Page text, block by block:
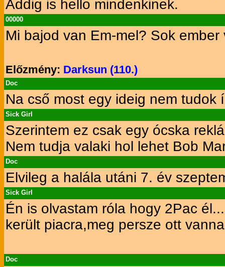
Addig is hello mindenkinek.
00000
Mi bajod van Em-mel? Sok
Előzmény: Darksun (110.)
Doc
Na cső most egy ideig nem tudok
Sick Girl
Szerintem ez csak egy ócska
Nem tudja valaki hol lehet Bob
Doc
Elvileg a halála utáni 7. év
Sick Girl
Én is olvastam róla hogy 2Pac
került piacra,meg persze ott
Doc